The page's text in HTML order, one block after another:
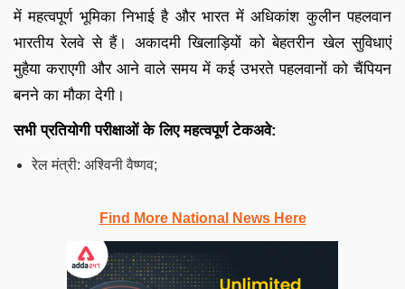
में महत्वपूर्ण भूमिका निभाई है और भारत में अधिकांश कुलीन पहलवान
भारतीय रेलवे से हैं। अकादमी खिलाड़ियों को बेहतरीन खेल सुविधाएं
मुहैया कराएगी और आने वाले समय में कई उभरते पहलवानों को चैंपियन
बनने का मौका देगी।
सभी प्रतियोगी परीक्षाओं के लिए महत्वपूर्ण टेकअवे:
रेल मंत्री: अश्विनी वैष्णव;
Find More National News Here